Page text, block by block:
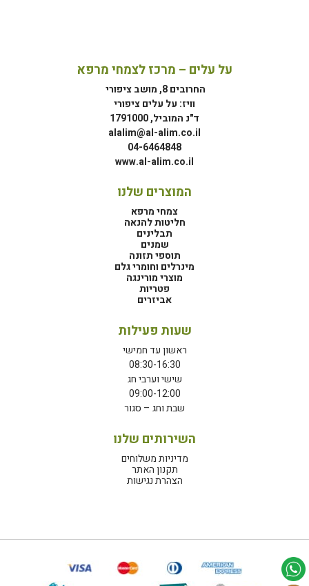
על עלים – מרכז לצמחי מרפא
החרובים 8, מושב ציפורי
וויז: על עלים ציפורי
ד"נ המוביל, 1791000
alalim@al-alim.co.il
04-6464848
www.al-alim.co.il
המוצרים שלנו
צמחי מרפא
חליטות להנאה
תבלינים
שמנים
תוספי תזונה
מינרלים וחומרי גלם
מוצרי מורינגה
פטריות
אביזרים
שעות פעילות
ראשון עד חמישי
08:30-16:30
שישי וערבי חג
09:00-12:00
שבת וחג – סגור
השירותים שלנו
מדיניות משלוחים
תקנון האתר
הצהרת נגישות